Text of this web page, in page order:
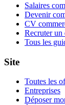
Salaires
Devenir
CV
Recruter un
Tous les
Site
Toutes les
Entreprises
Déposer